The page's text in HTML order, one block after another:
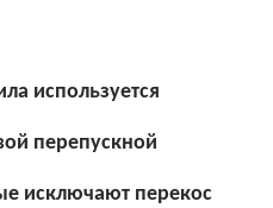
используется
перепускной
исключают перекос